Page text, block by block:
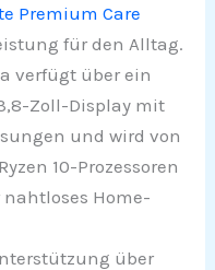
Premium Care
für den Alltag.
verfügt über ein
Zoll-Display mit
und wird von
10-Prozessoren
Home-
über